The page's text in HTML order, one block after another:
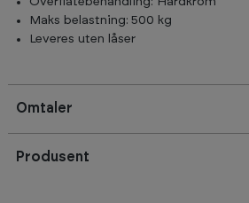
Maks belastning: 500 kg
Leveres uten låser
Omtaler
Produsent